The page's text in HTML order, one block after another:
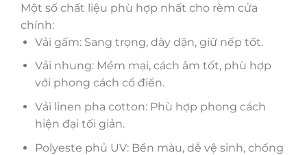
Một số chất liệu phù hợp nhất cho rèm cửa
chính:
Vải gấm: Sang trọng, dày dặn, giữ nếp tốt.
Vải nhung: Mềm mại, cách âm tốt, phù hợp
với phong cách cổ điển.
Vải linen pha cotton: Phù hợp phong cách
hiện đại tối giản.
Polyeste phủ UV: Bền màu, dễ vệ sinh, chống